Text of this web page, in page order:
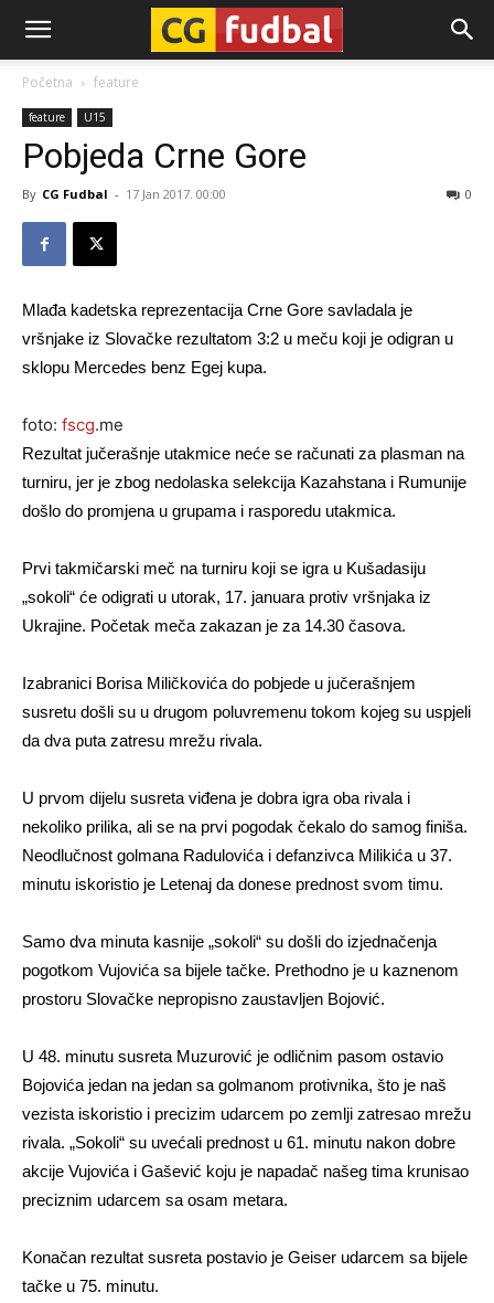
CG-
Fudbal
Početna feature
feature U15
Pobjeda Crne Gore
By CG Fudbal - 17 Jan 2017. 00:00 0
Mlađa kadetska reprezentacija Crne Gore savladala je
vršnjake iz Slovačke rezultatom 3:2 u meču koji je odigran u
sklopu Mercedes benz Egej kupa.
foto: fscg.me
Rezultat jučerašnje utakmice neće se računati za plasman na
turniru, jer je zbog nedolaska selekcija Kazahstana i Rumunije
došlo do promjena u grupama i rasporedu utakmica.
Prvi takmičarski meč na turniru koji se igra u Kušadasiju
„sokoli“ će odigrati u utorak, 17. januara protiv vršnjaka iz
Ukrajine. Početak meča zakazan je za 14.30 časova.
Izabranici Borisa Miličkovića do pobjede u jučerašnjem
susretu došli su u drugom poluvremenu tokom kojeg su uspjeli
da dva puta zatresu mrežu rivala.
U prvom dijelu susreta viđena je dobra igra oba rivala i
nekoliko prilika, ali se na prvi pogodak čekalo do samog finiša.
Neodlučnost golmana Radulovića i defanzivca Milikića u 37.
minutu iskoristio je Letenaj da donese prednost svom timu.
Samo dva minuta kasnije „sokoli“ su došli do izjednačenja
pogotkom Vujovića sa bijele tačke. Prethodno je u kaznenom
prostoru Slovačke nepropisno zaustavljen Bojović.
U 48. minutu susreta Muzurović je odličnim pasom ostavio
Bojovića jedan na jedan sa golmanom protivnika, što je naš
vezista iskoristio i precizim udarcem po zemlji zatresao mrežu
rivala. „Sokoli“ su uvećali prednost u 61. minutu nakon dobre
akcije Vujovića i Gašević koju je napadač našeg tima krunisao
preciznim udarcem sa osam metara.
Konačan rezultat susreta postavio je Geiser udarcem sa bijele
tačke u 75. minutu.